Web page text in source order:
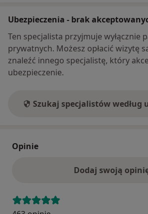
Ubezpieczenia - brak
Ten specjalista przyjmuje wyłącznie
prywatnych. Możesz opłacić wizytę
znaleźć innego specjalistę, który
ubezpieczenie.
Szukaj specjalistów według
Opinie
Dodaj swoją